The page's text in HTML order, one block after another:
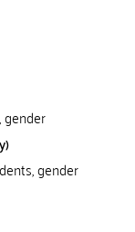
gender
gender